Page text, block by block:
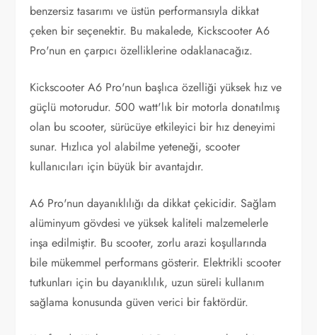
benzersiz tasarımı ve üstün performansıyla dikkat
çeken bir seçenektir. Bu makalede, Kickscooter A6
Pro'nun en çarpıcı özelliklerine odaklanacağız.
Kickscooter A6 Pro'nun başlıca özelliği yüksek hız ve
güçlü motorudur. 500 watt'lık bir motorla donatılmış
olan bu scooter, sürücüye etkileyici bir hız deneyimi
sunar. Hızlıca yol alabilme yeteneği, scooter
kullanıcıları için büyük bir avantajdır.
A6 Pro'nun dayanıklılığı da dikkat çekicidir. Sağlam
alüminyum gövdesi ve yüksek kaliteli malzemelerle
inşa edilmiştir. Bu scooter, zorlu arazi koşullarında
bile mükemmel performans gösterir. Elektrikli scooter
tutkunları için bu dayanıklılık, uzun süreli kullanım
sağlama konusunda güven verici bir faktördür.